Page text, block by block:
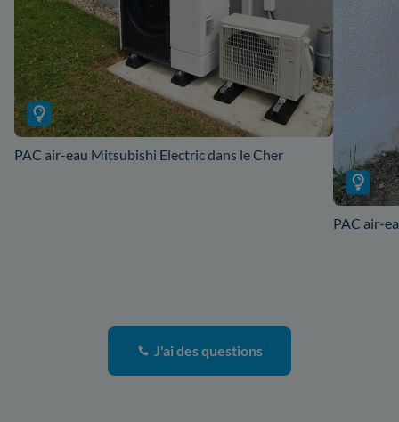
PAC air-eau Mitsubishi Electric dans le Cher
PAC air-
J'ai des questions